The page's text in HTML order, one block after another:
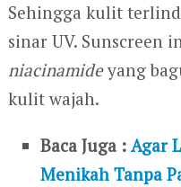
Sehingga kulit
sinar UV. Sunscreen
niacinamideyang
kulit wajah.
Baca Juga :Agar
Menikah Tanpa